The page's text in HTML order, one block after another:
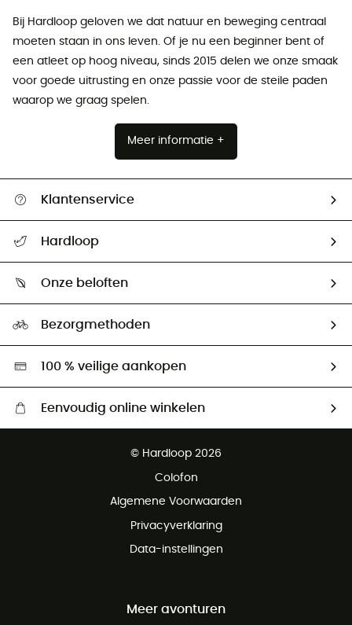
Bij Hardloop geloven we dat natuur en beweging centraal
moeten staan ​​in ons leven. Of je nu een beginner bent of
een atleet op hoog niveau, sinds 2015 delen we onze smaak
voor goede uitrusting en onze passie voor de steile paden
waarop we graag spelen.
Meer informatie +
Klantenservice
Mijn zending volgen
Retourzendingen & Terugbetalingen
Hardloop
Ambassadeurs
Onze beloften
Hardgreen
Bezorgmethoden
100 % veilige aankopen
Eenvoudig online winkelen
Gratis retourneren binnen 100 dagen
© Hardloop 2026
Colofon
Algemene Voorwaarden
Privacyverklaring
Data-instellingen
Meer avonturen